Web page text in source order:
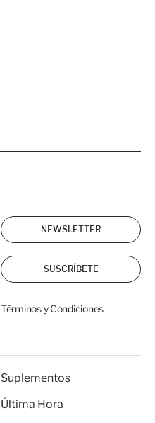
NEWSLETTER
SUSCRÍBETE
Términos y Condiciones
Suplementos
Última Hora